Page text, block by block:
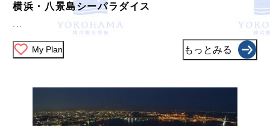
横浜・八景島シーパラダイス
My Plan もっとみる